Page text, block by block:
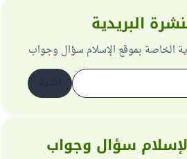
البريدية
الخاصة بموقع الإسلام سؤال وجواب
سؤال وجواب